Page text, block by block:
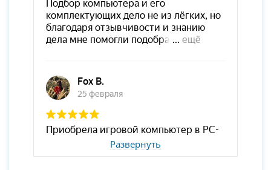
Развернуть